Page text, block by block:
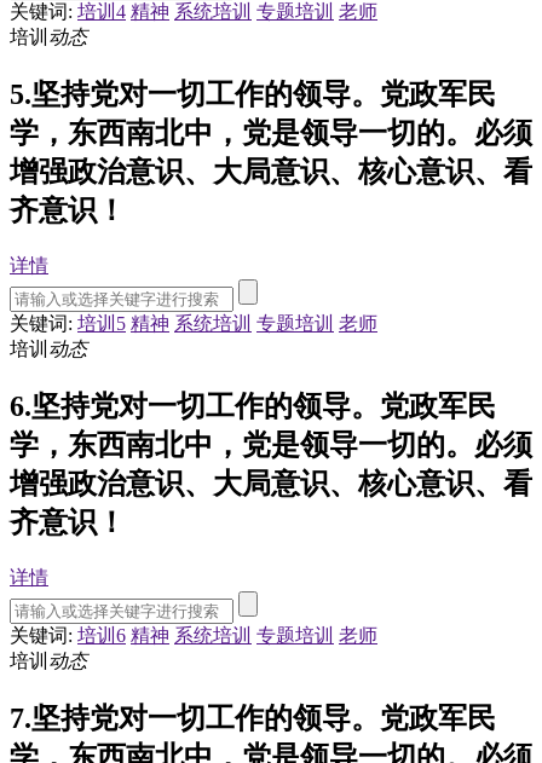
关键词: 培训4 精神 系统培训 专题培训 老师
培训 动态
5.坚持党对一切工作的领导。党政军民
学，东西南北中，党是领导一切的。必须
增强政治意识、大局意识、核心意识、看
齐意识！
详情
关键词: 培训5 精神 系统培训 专题培训 老师
培训 动态
6.坚持党对一切工作的领导。党政军民
学，东西南北中，党是领导一切的。必须
增强政治意识、大局意识、核心意识、看
齐意识！
详情
关键词: 培训6 精神 系统培训 专题培训 老师
培训 动态
7.坚持党对一切工作的领导。党政军民
学，东西南北中，党是领导一切的。必须